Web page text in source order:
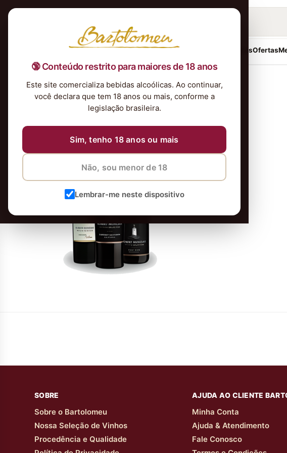
🔞 Conteúdo restrito para maiores de 18 anos
Este site comercializa bebidas alcoólicas. Ao continuar,
você declara que tem 18 anos ou mais, conforme a
legislação brasileira.
Sim, tenho 18 anos ou mais
Não, sou menor de 18
Lembrar-me neste dispositivo
Nossa Seleção TintosBrancosEspumantesRosés Kits & PresentesOfertas
Vinhos-Robert-Mondavi_4x
12 de maio de 2026 8 de junho de 2026
SOBRE
Sobre o Bartolomeu
Nossa Seleção de Vinhos
Procedência e Qualidade
AJUDA AO CLIENTE
Minha Conta
Ajuda & Atendimento
Fale Conosco